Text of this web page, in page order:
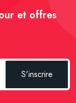
et offres
S'inscrire